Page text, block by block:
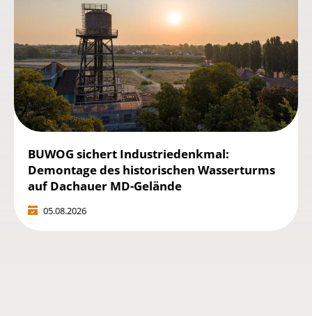
BUWOG sichert Industriedenkmal:
Demontage des historischen Wasserturms
auf Dachauer MD-Gelände
05.08.2026